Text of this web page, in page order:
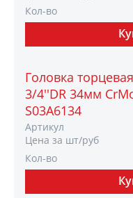
Кол-во
Головка
3/4''DR 34мм
S03A6134
Артикул
Цена за шт/руб
Кол-во